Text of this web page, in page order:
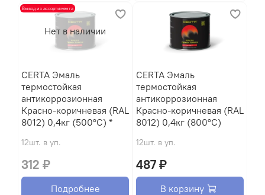
Нет в наличии
Вывод из ассортимента
CERTA Эмаль
термостойкая
антикоррозионная
Красно-коричневая (RAL
8012) 0,4кг (500°С) *
12шт. в уп.
312 ₽
Подробнее
CERTA Эмаль
термостойкая
антикоррозионная
Красно-коричневая (RAL
8012) 0,4кг (800°С)
12шт. в уп.
487 ₽
В корзину